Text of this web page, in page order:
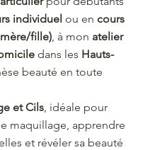
individuel ou en cours
fille), à mon atelier
dans les Hauts-
beauté en toute
et Cils, idéale pour
maquillage, apprendre
et révéler sa beauté